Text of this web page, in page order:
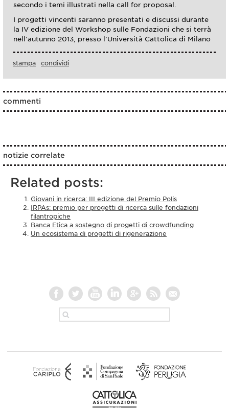
secondo i temi illustrati nella call for proposal.
I progetti vincenti saranno presentati e discussi durante
la IV edizione del Workshop sulle Fondazioni che si terrà
nell’autunno 2013, presso l’Università Cattolica di Milano
stampa condividi
commenti
notizie correlate
Related posts:
Giovani in ricerca: III edizione del Premio Polis
IRPAs: premio per progetti di ricerca sulle fondazioni
filantropiche
Banca Etica a sostegno di progetti di crowdfunding
Un ecosistema di progetti di rigenerazione